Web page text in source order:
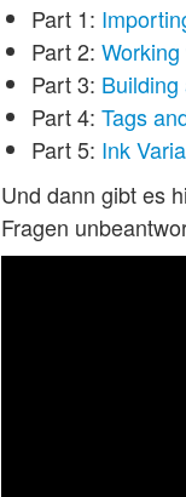
Part 1:
Part 2:
Part 3:
Part 4: Tags
Part 5: Ink
Und dann gibt es
Fragen